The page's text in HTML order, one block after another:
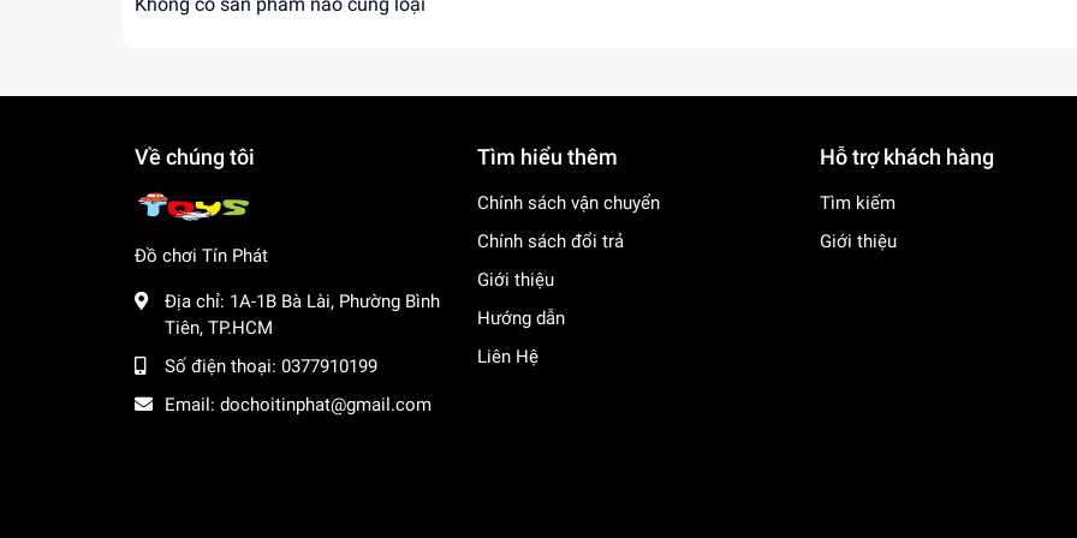
Về chúng tôi
Đồ chơi Tín Phát
Địa chỉ: 1A-1B Bà Lài, Phường Bình
Tiên, TP.HCM
Số điện thoại: 0377910199
Email: dochoitinphat@gmail.com
Tìm hiểu thêm
Chính sách vận chuyển
Chính sách đổi trả
Giới thiệu
Hướng dẫn
Liên Hệ
Hỗ trợ khách hàng
Tìm kiếm
Giới thiệu